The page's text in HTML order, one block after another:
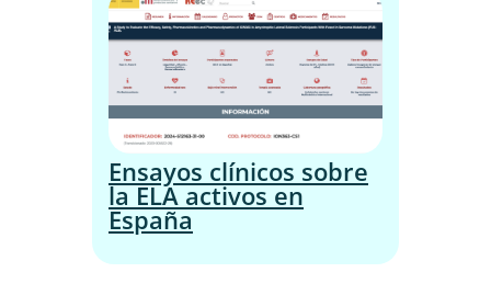
Ensayos clínicos sobre
la ELA activos en
España